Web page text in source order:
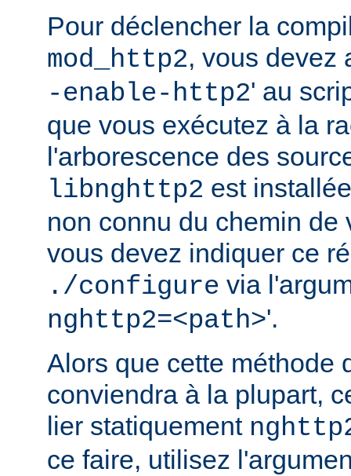
Pour déclencher la
mod_http2, vous devez
-enable-http2' au
que vous exécutez à la
l'arborescence des
libnghttp2 est
non connu du chemin de
vous devez indiquer ce
./configure via
nghttp2=<path>'.
Alors que cette méthode
conviendra à la plupart,
lier statiquement
ce faire, utilisez